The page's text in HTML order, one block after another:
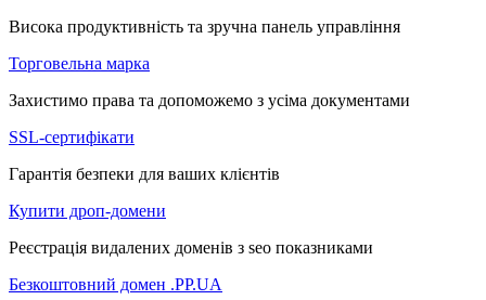
Висока продуктивність та зручна панель управління
Торговельна марка
Захистимо права та допоможемо з усіма документами
SSL-сертифікати
Гарантія безпеки для ваших клієнтів
Купити дроп-домени
Реєстрація видалених доменів з seo показниками
Безкоштовний домен .PP.UA